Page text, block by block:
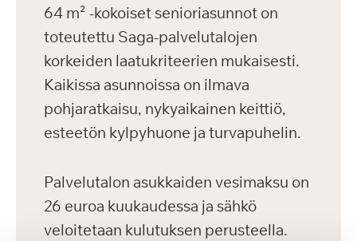
64 m² -kokoiset senioriasunnot on
toteutettu Saga-palvelutalojen
korkeiden laatukriteerien mukaisesti.
Kaikissa asunnoissa on ilmava
pohjaratkaisu, nykyaikainen keittiö,
esteetön kylpyhuone ja turvapuhelin.
Palvelutalon asukkaiden vesimaksu on
26 euroa kuukaudessa ja sähkö
veloitetaan kulutuksen perusteella.